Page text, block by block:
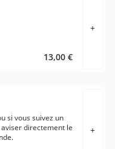
13,00 €
+
si vous suivez un
directement le
+